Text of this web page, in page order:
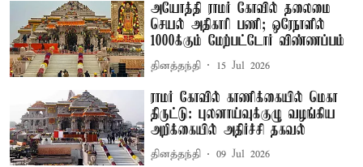
அயோத்தி ராமர் கோவில் தலைமை
செயல் அதிகாரி பணி; ஒரேநாளில்
1000க்கும் மேற்பட்டோர் விண்ணப்பம்
தினத்தந்தி 15 Jul 2026
ராமர் கோவில் காணிக்கையில் மெகா
திருட்டு: புலனாய்வுக்குழு வழங்கிய
அறிக்கையில் அதிர்ச்சி தகவல்
தினத்தந்தி 09 Jul 2026